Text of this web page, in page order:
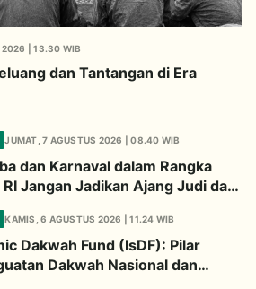
2026 | 13.30 WIB
dan Tantangan di Era
JUMAT, 7 AGUSTUS 2026 | 08.40 WIB
dan Karnaval dalam Rangka
RI Jangan Jadikan Ajang Judi dan
KAMIS, 6 AGUSTUS 2026 | 11.24 WIB
Dakwah Fund (IsDF): Pilar
Dakwah Nasional dan